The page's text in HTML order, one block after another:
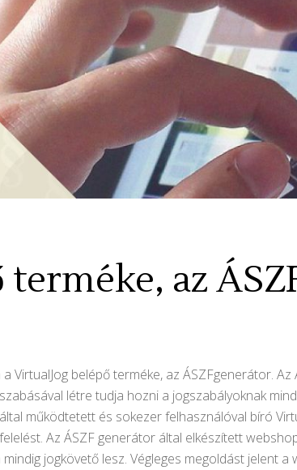
az
belépő terméke, az ÁSZFgenerátor.
létre tudja hozni a jogszabályoknak
működtetett és sokezer felhasználóval bíró
Az ÁSZF generátor által elkészített
jogkövető lesz. Végleges megoldást jelent